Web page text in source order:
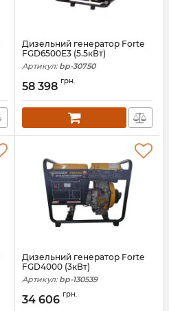
Дизельний генератор Forte
FGD6500E3 (5.5кВт)
Артикул: bp-30750
58 398 грн.
Дизельний генератор Forte
FGD4000 (3кВт)
Артикул: bp-130539
34 606 грн.